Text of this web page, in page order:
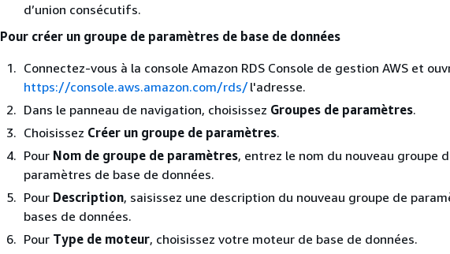
d’union consécutifs.
Pour créer un groupe de paramètres de base de données
Connectez-vous à la console Amazon RDS Console de gestion AWS et
https://console.aws.amazon.com/rds/l'adresse.
Dans le panneau de navigation, choisissez Groupes de paramètres.
Choisissez Créer un groupe de paramètres.
Pour Nom de groupe de paramètres, entrez le nom du nouveau groupe
paramètres de base de données.
Pour Description, saisissez une description du nouveau groupe de
bases de données.
Pour Type de moteur, choisissez votre moteur de base de données.